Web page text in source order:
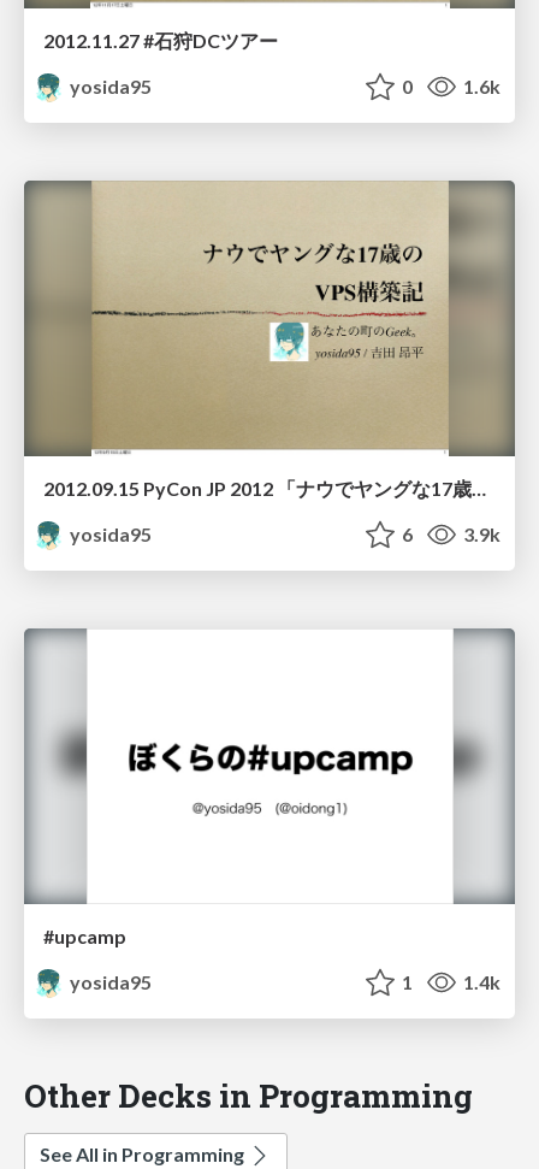
2012.11.27 #石狩DCツアー
yosida95
0 1.6k
2012.09.15 PyCon JP 2012 「ナウでヤングな17歳のVPS 構築機」
yosida95
6 3.9k
#upcamp
yosida95
1 1.4k
Other Decks in Programming
See All in Programming